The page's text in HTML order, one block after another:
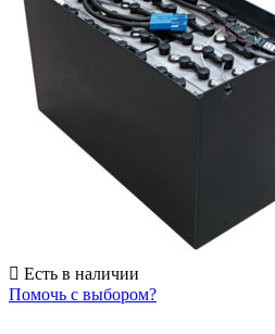
Есть в наличии
Помочь с выбором?